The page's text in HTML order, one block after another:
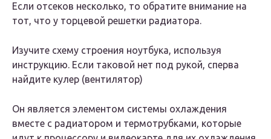
Если отсеков несколько, то обратите внимание на
тот, что у торцевой решетки радиатора.
Изучите схему строения ноутбука, используя
инструкцию. Если таковой нет под рукой, сперва
найдите кулер (вентилятор)
Он является элементом системы охлаждения
вместе с радиатором и термотрубками, которые